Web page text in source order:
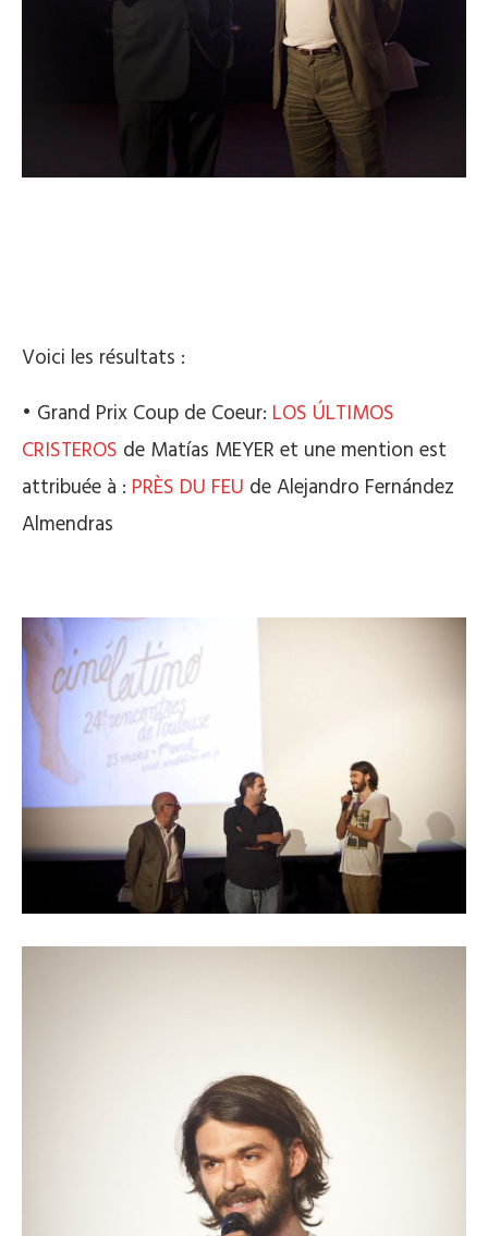
Voici les résultats :
• Grand Prix Coup de Coeur: LOS ÚLTIMOS
CRISTEROS de Matías MEYER et une mention est
attribuée à : PRÈS DU FEU de Alejandro Fernández
Almendras